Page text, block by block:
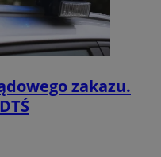
zakazu.